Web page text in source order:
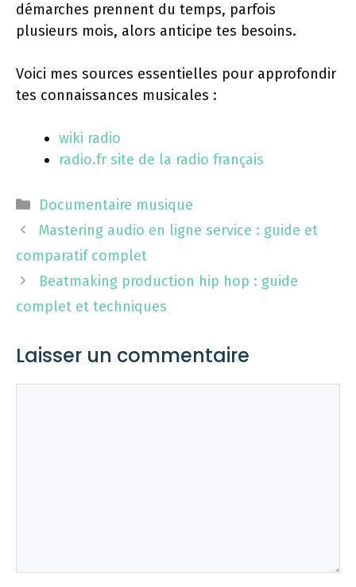
démarches prennent du temps, parfois
plusieurs mois, alors anticipe tes besoins.
Voici mes sources essentielles pour approfondir
tes connaissances musicales :
wiki radio
radio.fr site de la radio français
Catégories
Documentaire musique
Mastering audio en ligne service : guide et
comparatif complet
Beatmaking production hip hop : guide
complet et techniques
Laisser un commentaire